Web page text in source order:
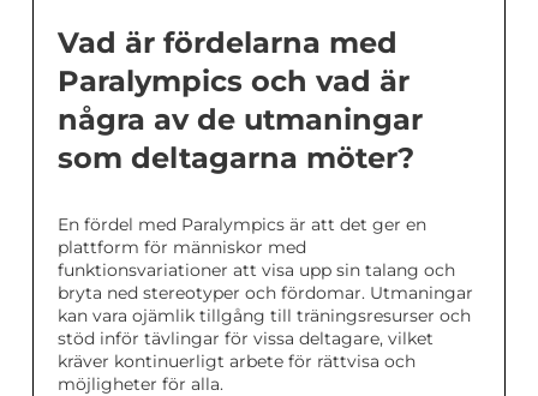
Vad är fördelarna med
Paralympics och vad är
några av de utmaningar
som deltagarna möter?
En fördel med Paralympics är att det ger en
plattform för människor med
funktionsvariationer att visa upp sin talang och
bryta ned stereotyper och fördomar. Utmaningar
kan vara ojämlik tillgång till träningsresurser och
stöd inför tävlingar för vissa deltagare, vilket
kräver kontinuerligt arbete för rättvisa och
möjligheter för alla.